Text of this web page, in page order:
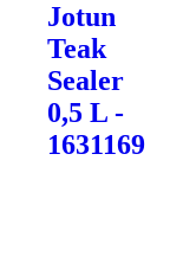
Jotun
Teak
Sealer
0,5 L -
1631169